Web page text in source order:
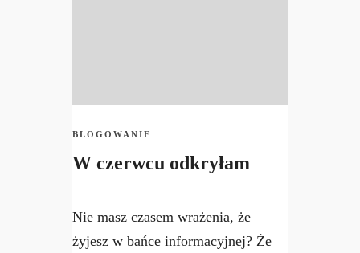
BLOGOWANIE
W czerwcu odkryłam
Nie masz czasem wrażenia, że
żyjesz w bańce informacyjnej? Że